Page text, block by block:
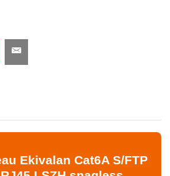
Ekivalan Cat6A S/FTP